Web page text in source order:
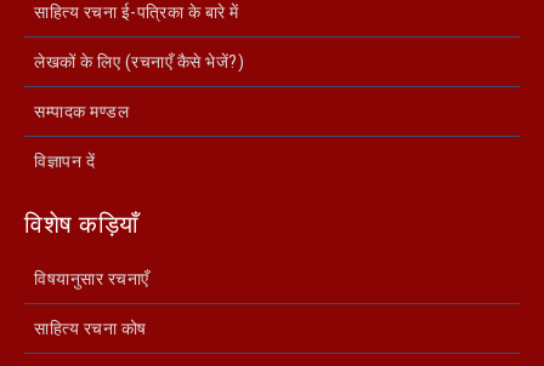
साहित्य रचना ई-पत्रिका के बारे में
लेखकों के लिए (रचनाएँ कैसे भेजें?)
सम्पादक मण्डल
विज्ञापन दें
विशेष कड़ियाँ
विषयानुसार रचनाएँ
साहित्य रचना कोष